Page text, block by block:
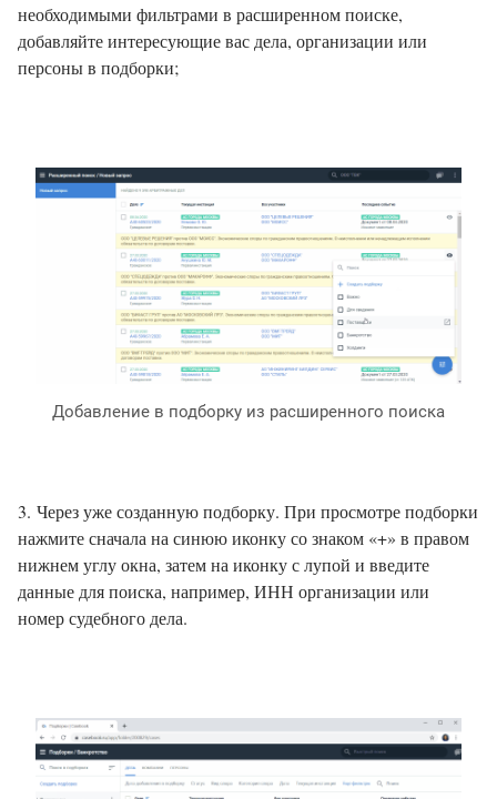
необходимыми фильтрами в расширенном поиске,
добавляйте интересующие вас дела, организации или
персоны в подборки;
Добавление в подборку из расширенного поиска
3. Через уже созданную подборку. При просмотре подборки
нажмите сначала на синюю иконку со знаком «+» в правом
нижнем углу окна, затем на иконку с лупой и введите
данные для поиска, например, ИНН организации или
номер судебного дела.